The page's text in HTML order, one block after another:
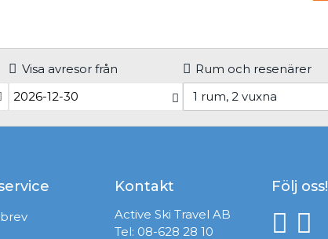
Visa avresor från
Rum och resenärer
1 rum, 2 vuxna
Kontakt
Active Ski Travel AB
Tel: 08-628 28 10
Följ oss!